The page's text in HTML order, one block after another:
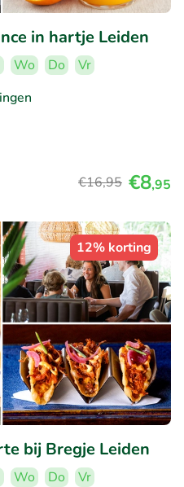
in hartje Leiden
Wo Do
Vr
€16,95 €8,95
12% korting
bij Bregje Leiden
Wo Do
Vr